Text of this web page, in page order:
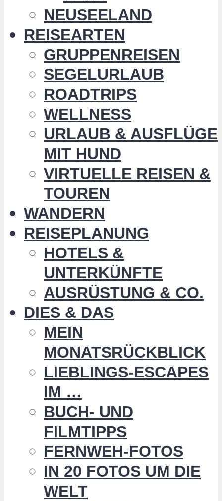
NEUSEELAND
REISEARTEN
GRUPPENREISEN
SEGELURLAUB
ROADTRIPS
WELLNESS
URLAUB & AUSFLÜGE
MIT HUND
VIRTUELLE REISEN &
TOUREN
WANDERN
REISEPLANUNG
HOTELS &
UNTERKÜNFTE
AUSRÜSTUNG & CO.
DIES & DAS
MEIN
MONATSRÜCKBLICK
LIEBLINGS-ESCAPES
IM …
BUCH- UND
FILMTIPPS
FERNWEH-FOTOS
IN 20 FOTOS UM DIE
WELT